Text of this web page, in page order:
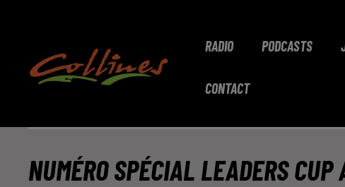
RADIO PODCASTS
CONTACT
NUMÉRO SPÉCIAL LEADERS